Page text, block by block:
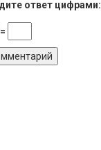
ответ цифрами: